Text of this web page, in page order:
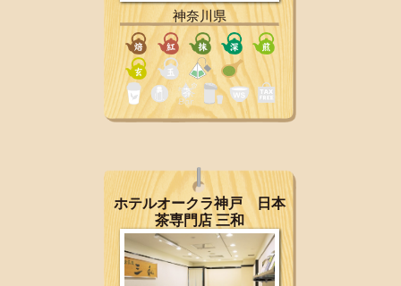
神奈川県
ホテルオークラ神戸 日本
茶専門店 三和